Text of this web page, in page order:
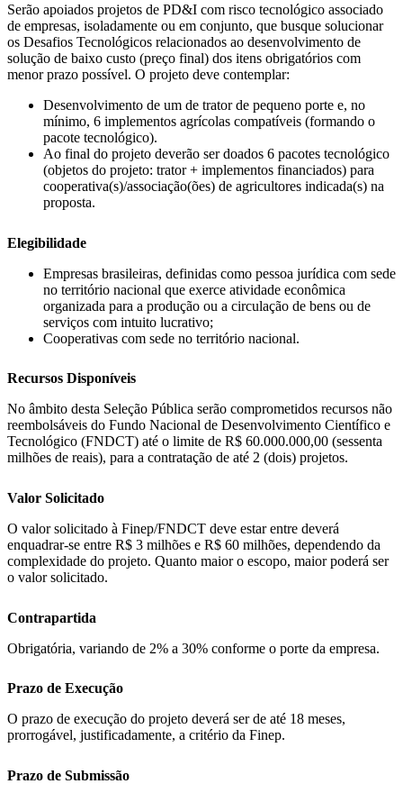
Serão apoiados projetos de PD&I com risco tecnológico associado
de empresas, isoladamente ou em conjunto, que busque solucionar
os Desafios Tecnológicos relacionados ao desenvolvimento de
solução de baixo custo (preço final) dos itens obrigatórios com
menor prazo possível. O projeto deve contemplar:
Desenvolvimento de um de trator de pequeno porte e, no
mínimo, 6 implementos agrícolas compatíveis (formando o
pacote tecnológico).
Ao final do projeto deverão ser doados 6 pacotes tecnológico
(objetos do projeto: trator + implementos financiados) para
cooperativa(s)/associação(ões) de agricultores indicada(s) na
proposta.
Elegibilidade
Empresas brasileiras, definidas como pessoa jurídica com sede
no território nacional que exerce atividade econômica
organizada para a produção ou a circulação de bens ou de
serviços com intuito lucrativo;
Cooperativas com sede no território nacional.
Recursos Disponíveis
No âmbito desta Seleção Pública serão comprometidos recursos não
reembolsáveis do Fundo Nacional de Desenvolvimento Científico e
Tecnológico (FNDCT) até o limite de R$ 60.000.000,00 (sessenta
milhões de reais), para a contratação de até 2 (dois) projetos.
Valor Solicitado
O valor solicitado à Finep/FNDCT deve estar entre deverá
enquadrar-se entre R$ 3 milhões e R$ 60 milhões, dependendo da
complexidade do projeto. Quanto maior o escopo, maior poderá ser
o valor solicitado.
Contrapartida
Obrigatória, variando de 2% a 30% conforme o porte da empresa.
Prazo de Execução
O prazo de execução do projeto deverá ser de até 18 meses,
prorrogável, justificadamente, a critério da Finep.
Prazo de Submissão